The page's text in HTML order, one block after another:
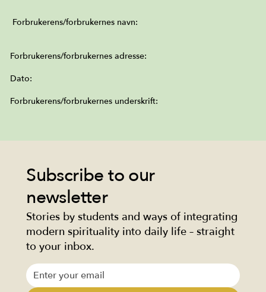
Forbrukerens/forbrukernes navn:
Forbrukerens/forbrukernes adresse:
Dato:
Forbrukerens/forbrukernes underskrift:
Subscribe to our
newsletter
Stories by students and ways of integrating
modern spirituality into daily life – straight
to your inbox.